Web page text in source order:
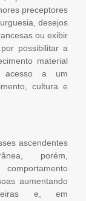
preceptores
desejos
ou exibir
possibilitar a
material
acesso a um
cultura e
ascendentes
porém,
aumentando
e, em